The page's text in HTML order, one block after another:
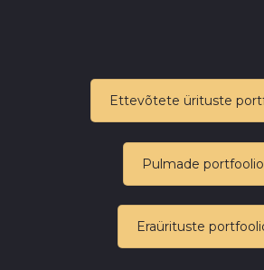
Ettevõtete ürituste
Pulmade portfoolio
Eraürituste